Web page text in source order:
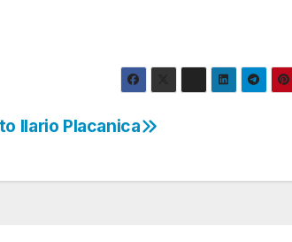
Ilario Placanica